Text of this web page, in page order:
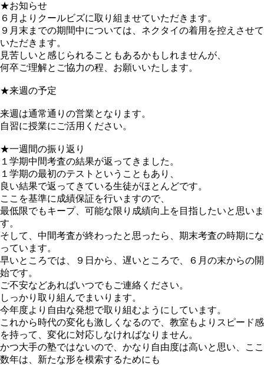
★お知らせ
６月よりクールビズに取り組ませていただきます。
９月末までの期間中については、ネクタイの着用を控えさせて
いただきます。
見苦しいと感じられることもあるかもしれませんが、
何卒ご理解とご協力の程、お願いいたします。
★来週の予定
来週は通常通りの営業となります。
自習に授業にご活用ください。
★一週間の振り返り
１学期中間考査の結果が返ってきました。
１学期の最初のテストということもあり、
良い結果で返ってきている生徒がほとんどです。
ここを基準に成績保証を行いますので、
最低限でもキープ、可能な限り成績向上を目指したいと思いま
す。
そして、中間考査が終わったと思ったら、期末考査の時期にな
っています。
早いところでは、９日から、遅いところで、６月の末からの開
始です。
ご不安などあればいつでもご連絡ください。
しっかり取り組んでまいります。
今年度より自由な発想で取り組むようにしています。
これから時代の変化も激しくなるので、教室もよりスピード感
を持って、変化に対応しなければなりません。
かつ大手の塾ではないので、かなり自由度は高いと思い、ここ
数年は、新たな形を模索するためにも